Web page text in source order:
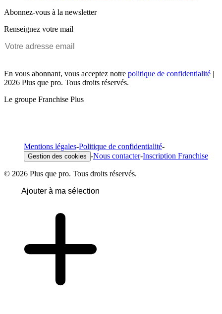
Abonnez-vous à la newsletter
Renseignez votre mail
En vous abonnant, vous acceptez notre politique de confidentialité |
2026 Plus que pro. Tous droits réservés.
Le groupe Franchise Plus
Mentions légales-Politique de confidentialité-
Gestion des cookies -Nous contacter-Inscription Franchise
© 2026 Plus que pro. Tous droits réservés.
Ajouter à ma sélection